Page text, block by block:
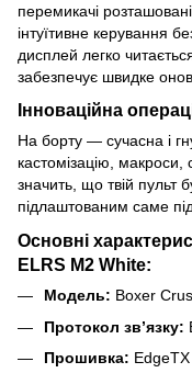
перемикачі
інтуїтивне керування
дисплей легко
забезпечує швидке
Інноваційна
На борту — сучасна і
кастомізацію, макроси,
значить, що твій пульт
підлаштованим саме
Основні
ELRS M2 White:
Модель: Boxer
Протокол зв’язку:
Прошивка: